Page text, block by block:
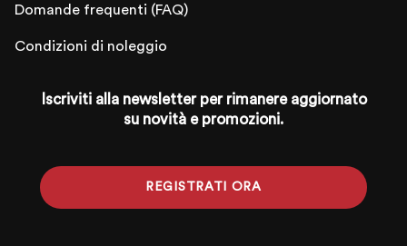
Domande frequenti (FAQ)
Condizioni di noleggio
Iscriviti alla newsletter per rimanere aggiornato
su novità e promozioni.
REGISTRATI ORA